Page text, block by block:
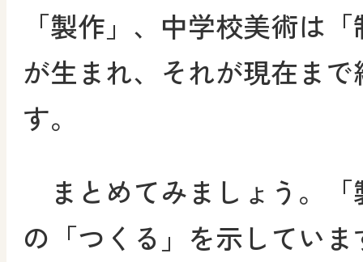
「製作」、中学校美術は
が生まれ、それが現在ま
す。
まとめてみましょう。「
の「つくる」を示してい